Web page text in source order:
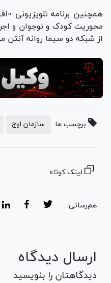
از شبکه دو سیما روانه آنتن
برچسب ها: سازمان اوج
لینک کوتاه
هم‌رسانی:
ارسال دیدگاه
دیدگاهتان را بنویسید